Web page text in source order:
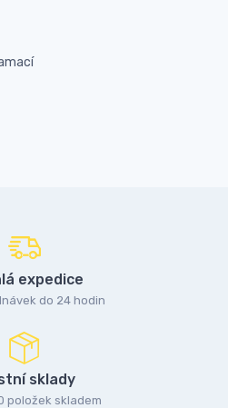
expedice
do 24 hodin
sklady
položek skladem